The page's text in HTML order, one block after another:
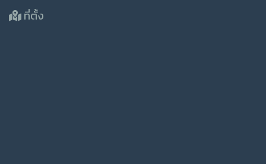
ที่ตั้ง